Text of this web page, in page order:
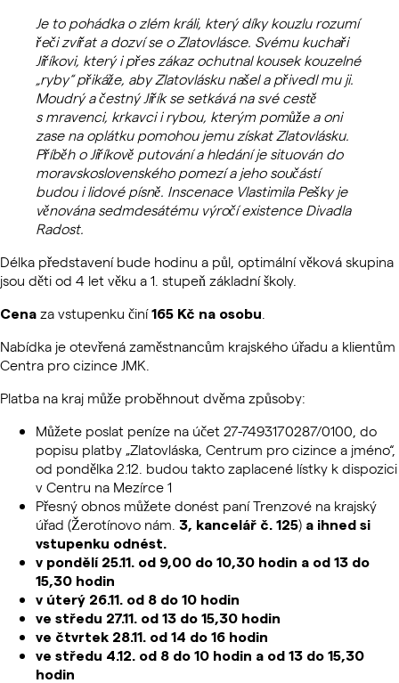
Je to pohádka o zlém králi, který díky kouzlu rozumí
řeči zvířat a dozví se o Zlatovlásce. Svému kuchaři
Jiříkovi, který i přes zákaz ochutnal kousek kouzelné
„ryby“ přikáže, aby Zlatovlásku našel a přivedl mu ji.
Moudrý a čestný Jiřík se setkává na své cestě
s mravenci, krkavci i rybou, kterým pomůže a oni
zase na oplátku pomohou jemu získat Zlatovlásku.
Příběh o Jiříkově putování a hledání je situován do
moravskoslovenského pomezí a jeho součástí
budou i lidové písně. Inscenace Vlastimila Pešky je
věnována sedmdesátému výročí existence Divadla
Radost.
Délka představení bude hodinu a půl, optimální věková skupina
jsou děti od 4 let věku a 1. stupeň základní školy.
Cena za vstupenku činí165 Kč na osobu
Nabídka je otevřená zaměstnancům krajského úřadu a klientům
Centra pro cizince JMK.
Platba na kraj může proběhnout dvěma způsoby:
Můžete poslat peníze na účet 27-7493170287/0100, do
popisu platby „Zlatovláska, Centrum pro cizince a jméno“,
od pondělka 2.12. budou takto zaplacené lístky k dispozici
v Centru na Mezírce 1
Přesný obnos můžete donést paní Trenzové na krajský
úřad (Žerotínovo nám. 3, kancelář č. 125) a ihned si
vstupenku odnést.
v pondělí 25.11. od 9,00 do 10,30 hodin a od 13 do
15,30 hodin
v úterý 26.11. od 8 do 10 hodin
ve středu 27.11. od 13 do 15,30 hodin
ve čtvrtek 28.11. od 14 do 16 hodin
ve středu 4.12. od 8 do 10 hodin a od 13 do 15,30
hodin